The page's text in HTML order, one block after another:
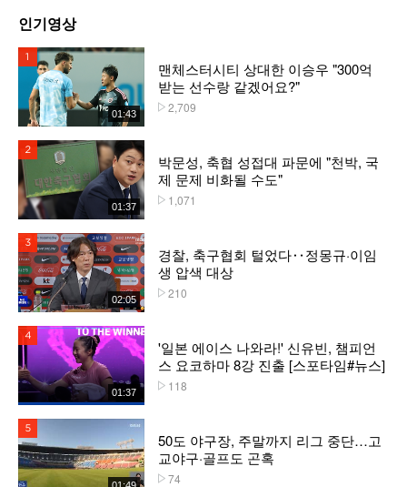
인기영상
01:43
맨체스터시티 상대한 이승우 "300억
받는 선수랑 같겠어요?"
2,709
01:37
박문성, 축협 성접대 파문에 "천박, 국
제 문제 비화될 수도"
1,071
02:05
경찰, 축구협회 털었다‥정몽규·이임
생 압색 대상
210
01:37
'일본 에이스 나와라!' 신유빈, 챔피언
스 요코하마 8강 진출 [스포타임#뉴스]
118
50도 야구장, 주말까지 리그 중단…고
교야구·골프도 곤혹
74